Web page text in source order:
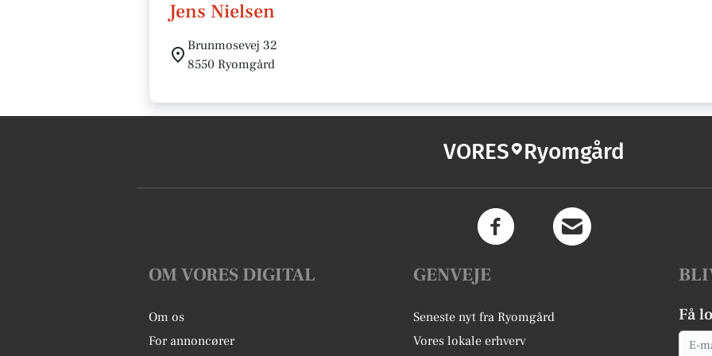
Jens Nielsen
Brunmosevej 32
8550 Ryomgård
VORES Ryomgård
OM VORES DIGITAL
Om os
For annoncører
GENVEJE
Seneste nyt fra Ryomgård
Vores lokale erhverv
Få
Email